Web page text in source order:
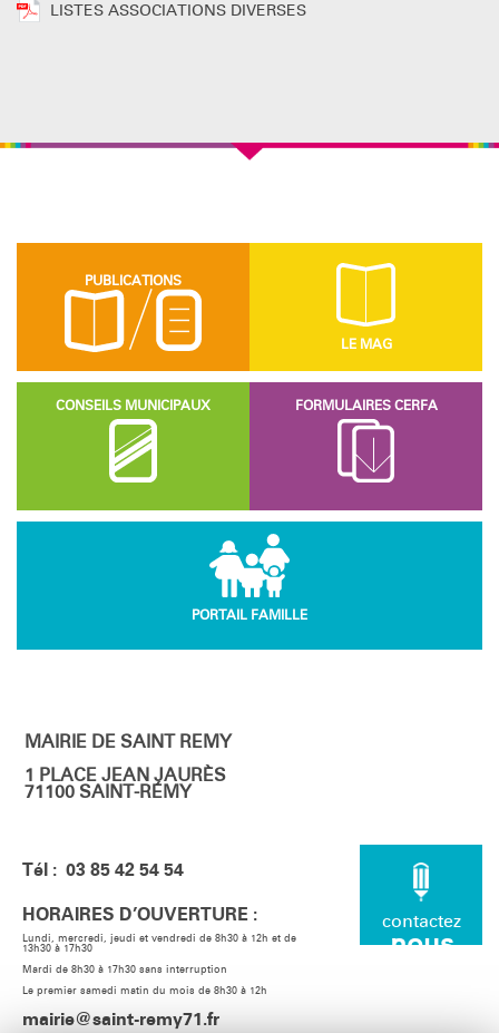
LISTES ASSOCIATIONS DIVERSES
PUBLICATIONS
LE MAG
CONSEILS MUNICIPAUX FORMULAIRES CERFA
PORTAIL FAMILLE
MAIRIE DE SAINT REMY
1 PLACE JEAN JAURÈS
71100 SAINT-RÉMY
Tél : 03 85 42 54 54
HORAIRES D’OUVERTURE :
Lundi, mercredi, jeudi et vendredi de 8h30 à 12h et de
13h30 à 17h30
Mardi de 8h30 à 17h30 sans interruption
Le premier samedi matin du mois de 8h30 à 12h
mairie@saint-remy71.fr
contactez
nous